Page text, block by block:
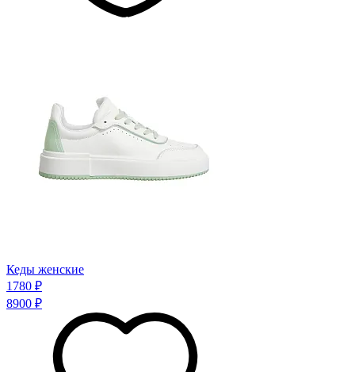
Кеды женские
1780 ₽
8900 ₽